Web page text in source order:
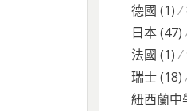
德國 (1)
日本(47)
法國 (1)
瑞士(18)
紐西蘭中